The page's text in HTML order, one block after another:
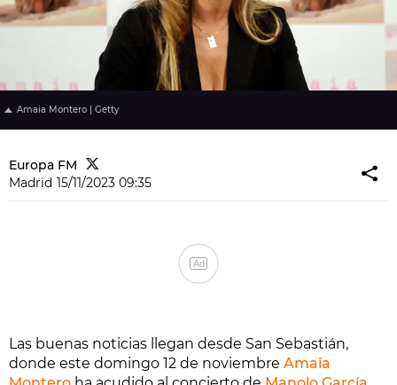
Amaia Montero | Getty
Europa FM
Madrid 15/11/2023 09:35
Ad
Las buenas noticias llegan desde San Sebastián,
donde este domingo 12 de noviembre Amaia